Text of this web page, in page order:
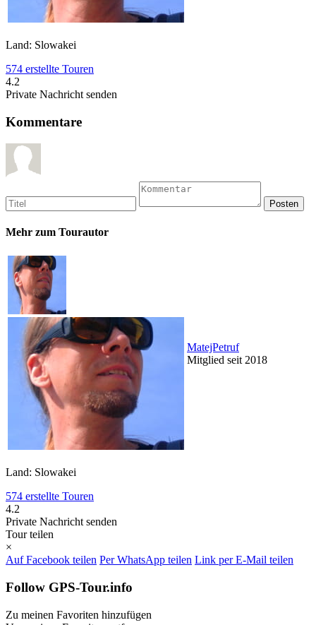
Land: Slowakei
574 erstellte Touren
4.2
Private Nachricht senden
Kommentare
Mehr zum Tourautor
MatejPetruf
Mitglied seit 2018
Land: Slowakei
574 erstellte Touren
4.2
Private Nachricht senden
Tour teilen
×
Auf Facebook teilen Per WhatsApp teilen Link per E-Mail teilen
Follow GPS-Tour.info
Zu meinen Favoriten hinzufügen